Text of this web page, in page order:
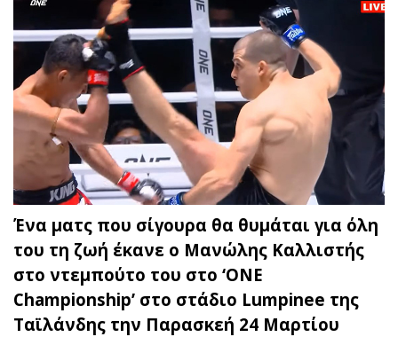
Ένα ματς που σίγουρα θα θυμάται για όλη
του τη ζωή έκανε ο Μανώλης Καλλιστής
στο ντεμπούτο του στο ‘ONE
Championship’ στο στάδιο Lumpinee της
Ταϊλάνδης την Παρασκεή 24 Μαρτίου